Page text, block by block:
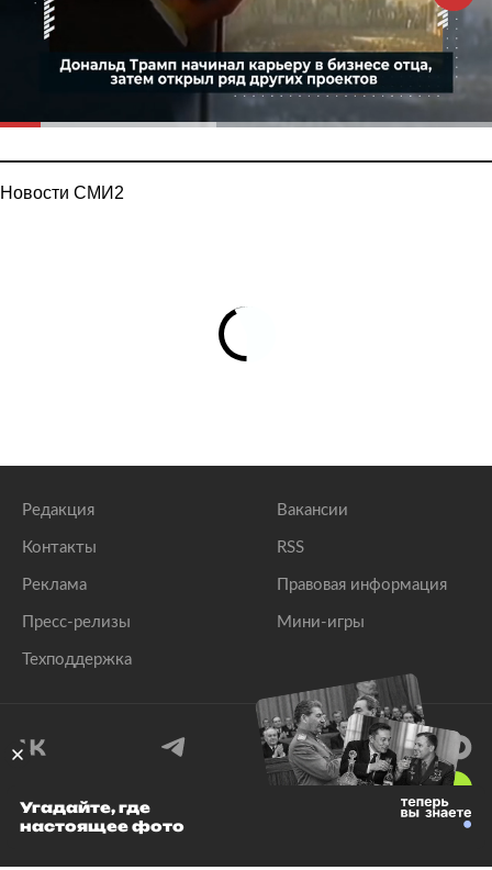
Новости СМИ2
Редакция
Контакты
Реклама
Пресс-релизы
Техподдержка
Вакансии
RSS
Правовая информация
Мини-игры
© 1999–2026 Все права защищены.
Угадайте, где
настоящее фото